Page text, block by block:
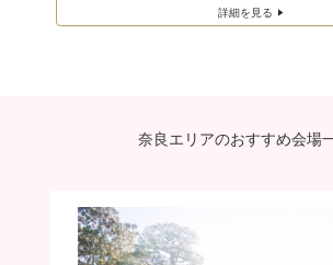
詳細を見る
奈良エリアのおすすめ会場